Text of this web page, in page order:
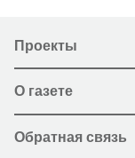
Проекты
О газете
Обратная связь